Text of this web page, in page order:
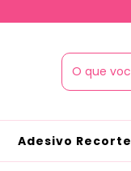
Adesivo Recorte